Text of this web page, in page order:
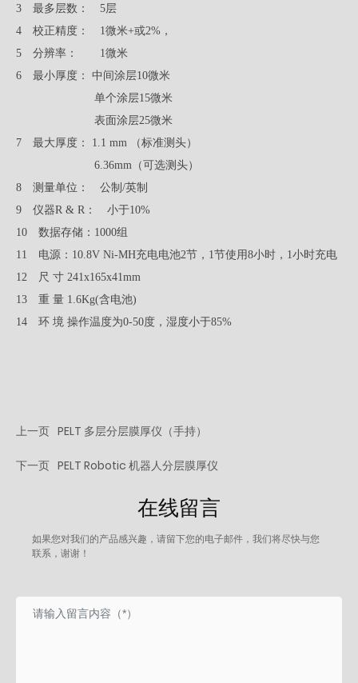
3 最多层数： 5层
4 校正精度： 1微米+或2%，
5 分辨率： 1微米
6 最小厚度： 中间涂层10微米
单个涂层15微米
表面涂层25微米
7 最大厚度： 1.1 mm （标准测头）
6.36mm（可选测头）
8 测量单位： 公制/英制
9 仪器R & R： 小于10%
10 数据存储：1000组
11 电源：10.8V Ni-MH充电电池2节，1节使用8小时，1小时充电
12 尺 寸 241x165x41mm
13 重 量 1.6Kg(含电池)
14 环 境 操作温度为0-50度，湿度小于85%
上一页 PELT 多层分层膜厚仪（手持）
下一页 PELT Robotic 机器人分层膜厚仪
在线留言
如果您对我们的产品感兴趣，请留下您的电子邮件，我们将尽快与您
联系，谢谢！